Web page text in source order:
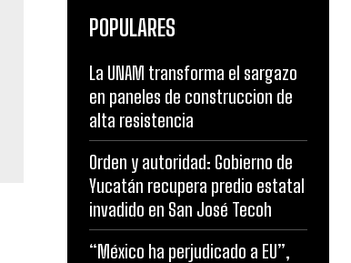
POPULARES
La UNAM transforma el sargazo
en paneles de construccion de
alta resistencia
Orden y autoridad: Gobierno de
Yucatán recupera predio estatal
invadido en San José Tecoh
“México ha perjudicado a EU”,